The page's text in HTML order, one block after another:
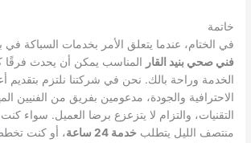
خاتمة
في الختام، عندما يتعلق الأمر بخدمات السباكة في
فني صحي بنيد القار المناسب يمكن أن يحدث فرقًا
الخدمة وراحة بالك. نحن في شركتنا نلتزم بتقديم
الاحترافية والجودة، مدعومين بفريق من الفنيين
التقنيات، والتزام لا يتزعزع برضا العميل. سواء
منتصف الليل يتطلب خدمة 24 ساعة
، أو كنت